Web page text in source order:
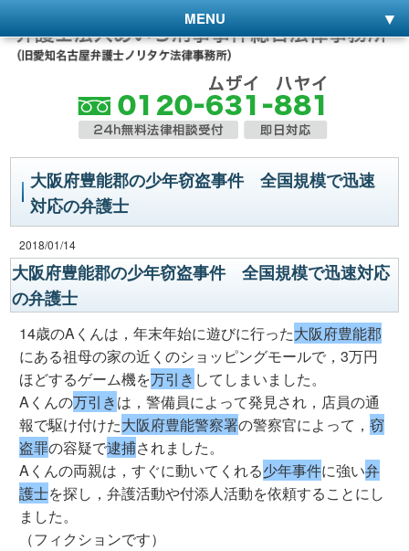
MENU
大阪府豊能郡の少年窃盗事件 全国規模で迅速
対応の弁護士
2018/01/14
大阪府豊能郡の少年窃盗事件 全国規模で迅速対応
の弁護士
14歳のAくんは，年末年始に遊びに行った大阪府豊能郡
にある祖母の家の近くのショッピングモールで，3万円
ほどするゲーム機を万引き してしまいました。
Aくんの万引きは，警備員によって発見され，店員の通
報で駆け付けた大阪府豊能警察署の警察官によって，窃
盗罪の容疑で逮捕されました。
Aくんの両親は，すぐに動いてくれる少年事件に強い弁
護士を探し，弁護活動や付添人活動を依頼することにし
ました。
（フィクションです）